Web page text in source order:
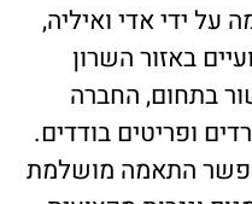
על ידי אדי ואיליה,
באזור השרון
בתחום, החברה
ופריטים בודדים.
התאמה מושלמת